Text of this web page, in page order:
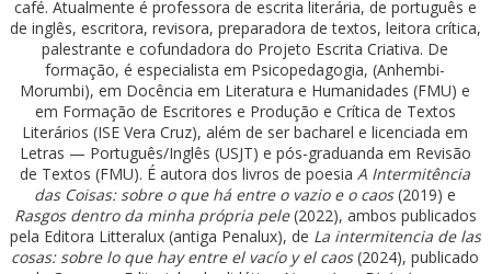
café. Atualmente é professora de escrita literária, de português e
de inglês, escritora, revisora, preparadora de textos, leitora crítica,
palestrante e cofundadora do Projeto Escrita Criativa. De
formação, é especialista em Psicopedagogia, (Anhembi-
Morumbi), em Docência em Literatura e Humanidades (FMU) e
em Formação de Escritores e Produção e Crítica de Textos
Literários (ISE Vera Cruz), além de ser bacharel e licenciada em
Letras — Português/Inglês (USJT) e pós-graduanda em Revisão
de Textos (FMU). É autora dos livros de poesia A Intermitência
das Coisas: sobre o que há entre o vazio e o caos(2019) e
Rasgos dentro da minha própria pele(2022), ambos publicados
pela Editora Litteralux (antiga Penalux), de La intermitencia de las
cosas: sobre lo que hay entre el vacío y el caos(2024), publicado